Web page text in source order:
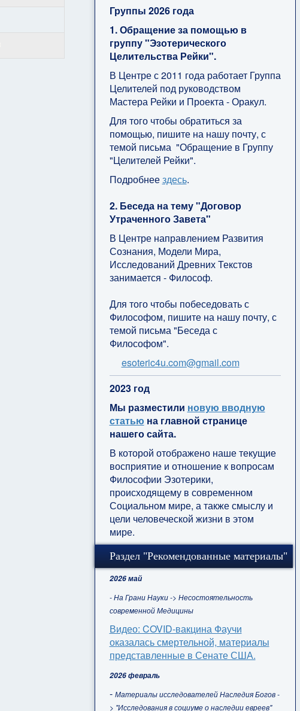
Группы 2026 года
1. Обращение за помощью в
группу "Эзотерического
Целительства Рейки".
В Центре с 2011 года работает Группа
Целителей под руководством
Мастера Рейки и Проекта - Оракул.
Для того чтобы обратиться за
помощью, пишите на нашу почту, с
темой письма "Обращение в Группу
"Целителей Рейки".
Подробнеездесь.
2. Беседа на тему "Договор
Утраченного Завета"
В Центре направлением Развития
Сознания, Модели Мира,
Исследований Древних Текстов
занимается - Философ.
Для того чтобы побеседовать с
Философом, пишите на нашу почту, с
темой письма "Беседа с
Философом".
esoteric4u.com@gmail.com
2023 год
Мы разместили новую вводную
статью на главной странице
нашего сайта.
В которой отображено наше текущие
восприятие и отношение к вопросам
Философии Эзотерики,
происходящему в современном
Социальном мире, а также смыслу и
цели человеческой жизни в этом
мире.
Раздел "Рекомендованные материалы"
2026 май
- На Грани Науки -> Несостоятельность
современной Медицины
Видео: COVID-вакцина Фаучи
оказалась смертельной, материалы
представленные в Сенате США.
2026 февраль
- Материалы исследователей Наследия Богов -
> "Исследования в социуме о наследии евреев"